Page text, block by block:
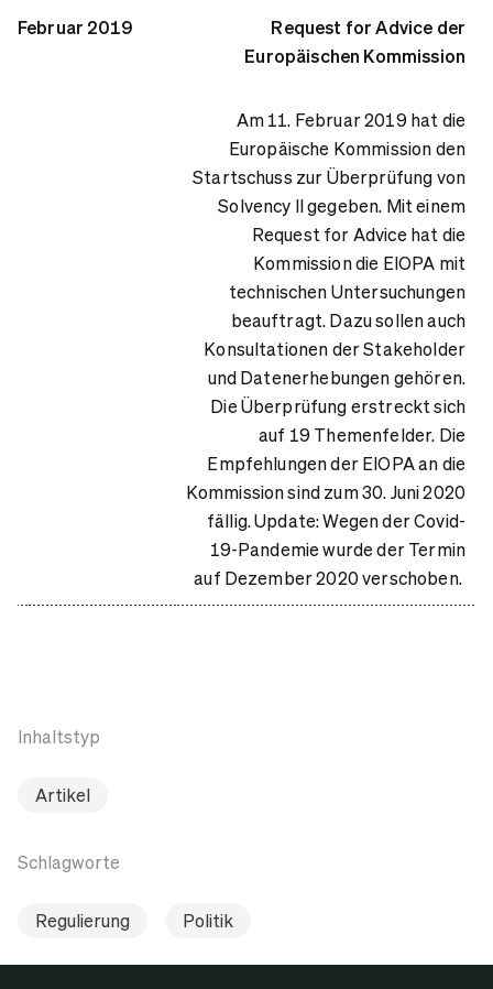
Februar 2019
Request for Advice der
Europäischen Kommission
Am 11. Februar 2019 hat die
Europäische Kommission den
Startschuss zur Überprüfung von
Solvency II gegeben. Mit einem
Request for Advice hat die
Kommission die EIOPA mit
technischen Untersuchungen
beauftragt. Dazu sollen auch
Konsultationen der Stakeholder
und Datenerhebungen gehören.
Die Überprüfung erstreckt sich
auf 19 Themenfelder. Die
Empfehlungen der EIOPA an die
Kommission sind zum 30. Juni 2020
fällig. Update: Wegen der Covid-
19-Pandemie wurde der Termin
auf Dezember 2020 verschoben.
Inhaltstyp
Artikel
Schlagworte
Regulierung Politik